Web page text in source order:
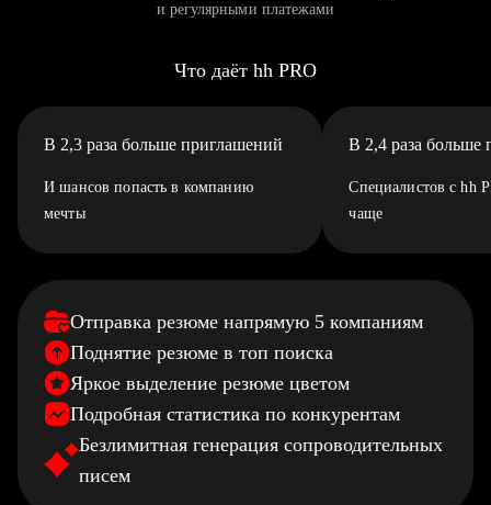
и регулярными платежами
Что даёт hh PRO
В 2,3 раза больше приглашений
И шансов попасть в компанию
мечты
В 2,4 раза больше
Специалистов с hh
чаще
Отправка резюме напрямую 5 компаниям
Поднятие резюме в топ поиска
Яркое выделение резюме цветом
Подробная статистика по конкурентам
Безлимитная генерация сопроводительных
писем